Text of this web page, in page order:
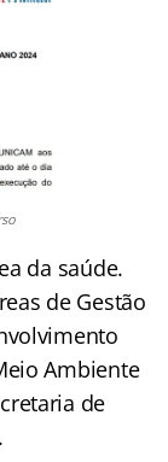
da saúde.
de Gestão
Ambiente
de